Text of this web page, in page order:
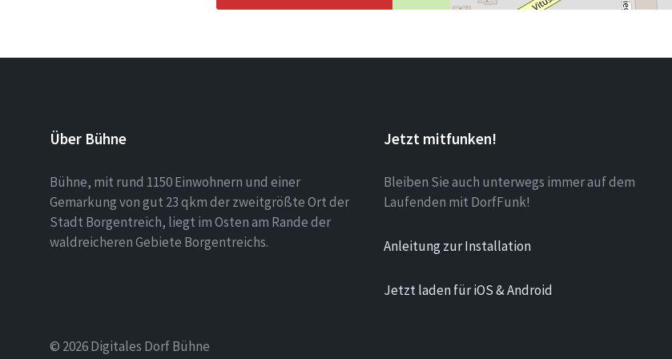
Über Bühne
Bühne, mit rund 1150 Einwohnern und einer
Gemarkung von gut 23 qkm der zweitgrößte Ort der
Stadt Borgentreich, liegt im Osten am Rande der
waldreicheren Gebiete Borgentreichs.
Jetzt mitfunken!
Bleiben Sie auch unterwegs immer auf dem
Laufenden mit DorfFunk!
Anleitung zur Installation
Jetzt laden für iOS & Android
© 2026 Digitales Dorf Bühne